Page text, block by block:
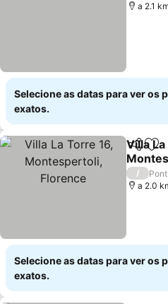
a 2.1
Selecione as datas para ver os
exatos.
Partilhar
Villa
/
a 2.0
Selecione as datas para ver os
exatos.